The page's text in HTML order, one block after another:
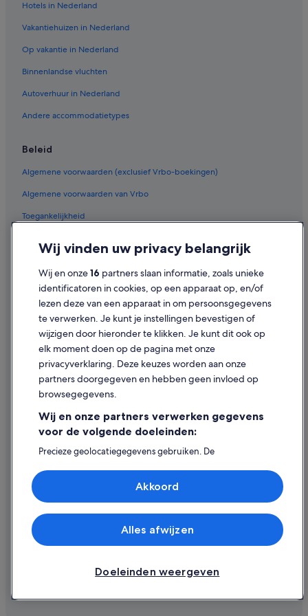
Hotels in Lens
Hotels in de buurt van Station Sion
Hotels in de buurt van Sion
Hotels in de buurt van Olympisch Zwembad van Sion
Hotels in Saint-Léonard
Hotels in Nederland
Vakantiehuizen in Nederland
Op vakantie in Nederland
Binnenlandse vluchten
Autoverhuur in Nederland
Andere accommodatietypes
Beleid
Algemene voorwaarden (exclusief Vrbo-boekingen)
Algemene voorwaarden van Vrbo
Toegankelijkheid
Gebruiksvoorwaarden
Juridische informatie/Contact
Inhoudsrichtlijnen en inhoud rapporteren
Hulp
Contact
Restitutieproces en tijdsbestek
Boek een vlucht met airlinetegoed
Internationale reisdocumenten
© 2026 Expedia, Inc. - een bedrijf van Expedia Group. Alle rechten
voorbehouden. Expedia en het Expedia-logo zijn handelsmerken of
Wij vinden uw privacy belangrijk
Wij en onze16 partners slaan informatie, zoals unieke
identificatoren in cookies, op een apparaat op, en/of
lezen deze van een apparaat in om persoonsgegevens
te verwerken. Je kunt je instellingen bevestigen of
wijzigen door hieronder te klikken. Je kunt dit ook op
elk moment doen op de pagina met onze
privacyverklaring. Deze keuzes worden aan onze
partners doorgegeven en hebben geen invloed op
browsegegevens.
Wij en onze partners verwerken gegevens
voor de volgende doeleinden:
Precieze geolocatiegegevens gebruiken. De
Informatie op een apparaat opslaan en/of openen.
Gepersonaliseerde advertenties en content, advertentie-
en contentmetingen, doelgroepenonderzoek en
Partnerlijst (derden)
Doeleinden weergeven
Alles afwijzen
Akkoord